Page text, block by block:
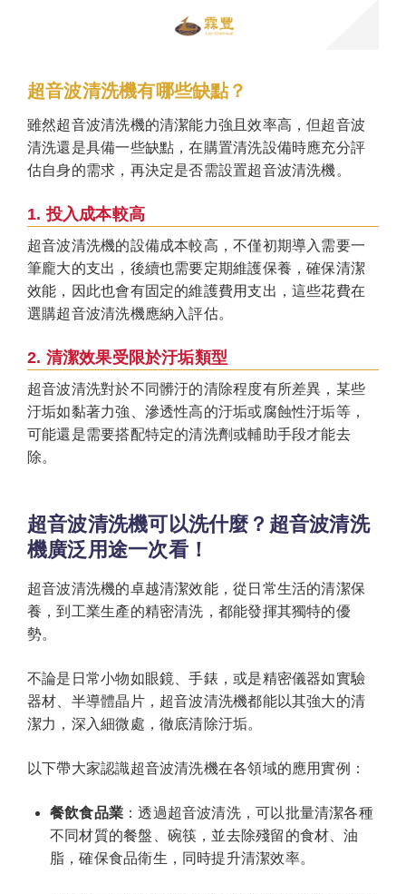
超音波清洗機有哪些缺點？
雖然超音波清洗機的清潔能力強且效率高，但超音波
清洗還是具備一些缺點，在購置清洗設備時應充分評
估自身的需求，再決定是否需設置超音波清洗機。
1. 投入成本較高
超音波清洗機的設備成本較高，不僅初期導入需要一
筆龐大的支出，後續也需要定期維護保養，確保清潔
效能，因此也會有固定的維護費用支出，這些花費在
選購超音波清洗機應納入評估。
2. 清潔效果受限於汙垢類型
超音波清洗對於不同髒汙的清除程度有所差異，某些
汙垢如黏著力強、滲透性高的汙垢或腐蝕性汙垢等，
可能還是需要搭配特定的清洗劑或輔助手段才能去
除。
超音波清洗機可以洗什麼？超音波清洗
機廣泛用途一次看！
超音波清洗機的卓越清潔效能，從日常生活的清潔保
養，到工業生產的精密清洗，都能發揮其獨特的優
勢。
不論是日常小物如眼鏡、手錶，或是精密儀器如實驗
器材、半導體晶片，超音波清洗機都能以其強大的清
潔力，深入細微處，徹底清除汙垢。
以下帶大家認識超音波清洗機在各領域的應用實例：
餐飲食品業 ：透過超音波清洗，可以批量清潔各種
不同材質的餐盤、碗筷，並去除殘留的食材、油
脂，確保食品衛生，同時提升清潔效率。